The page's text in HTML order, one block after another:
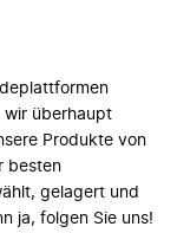
wir überhaupt
Produkte von
besten
gelagert und
ja, folgen Sie uns!